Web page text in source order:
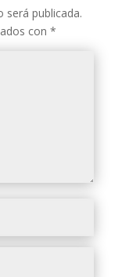
será publicada.
con *